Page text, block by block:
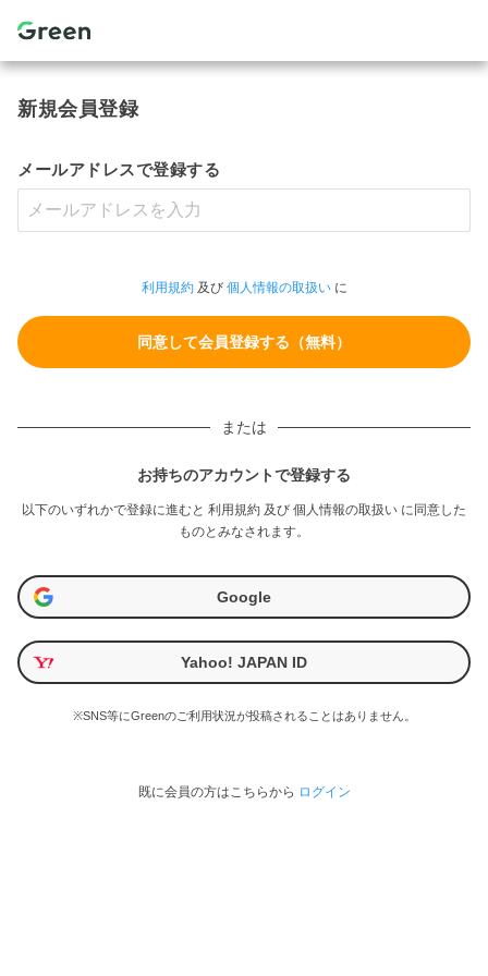
新規会員登録
メールアドレスで登録する
利用規約及び 個人情報の取扱いに
または
お持ちのアカウントで登録する
以下のいずれかで登録に進むと 利用規約 及び 個人情報の取扱い に同意した
ものとみなされます。
Google
Yahoo! JAPAN ID
※SNS等にGreenのご利用状況が投稿されることはありません。
既に会員の方はこちらから ログイン